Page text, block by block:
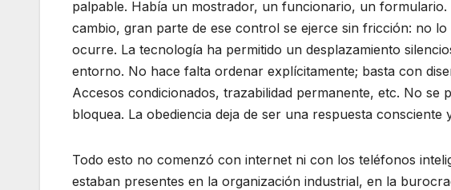
palpable. Había un mostrador, un funcionario, un
cambio, gran parte de ese control se ejerce sin fricción: no
ocurre. La tecnología ha permitido un desplazamiento
entorno. No hace falta ordenar explícitamente; basta con
Accesos condicionados, trazabilidad permanente, etc. No se
bloquea. La obediencia deja de ser una respuesta
Todo esto no comenzó con internet ni con los teléfonos
estaban presentes en la organización industrial, en la